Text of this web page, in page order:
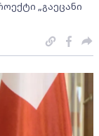
„გაეცანი